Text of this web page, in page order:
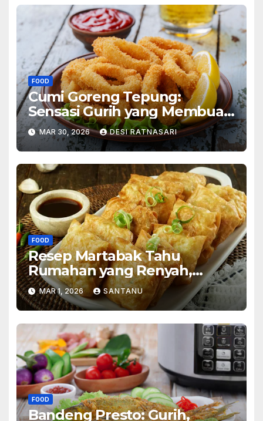
FOOD
Cumi Goreng Tepung:
Sensasi Gurih yang Membuat
Ketagihan
MAR 30, 2026 DESI RATNASARI
FOOD
Resep Martabak Tahu
Rumahan yang Renyah,
Gurih, dan Selalu Bikin Rindu
Suasana Hangat di Dapur
MAR 1, 2026 SANTANU
FOOD
Bandeng Presto: Gurih,